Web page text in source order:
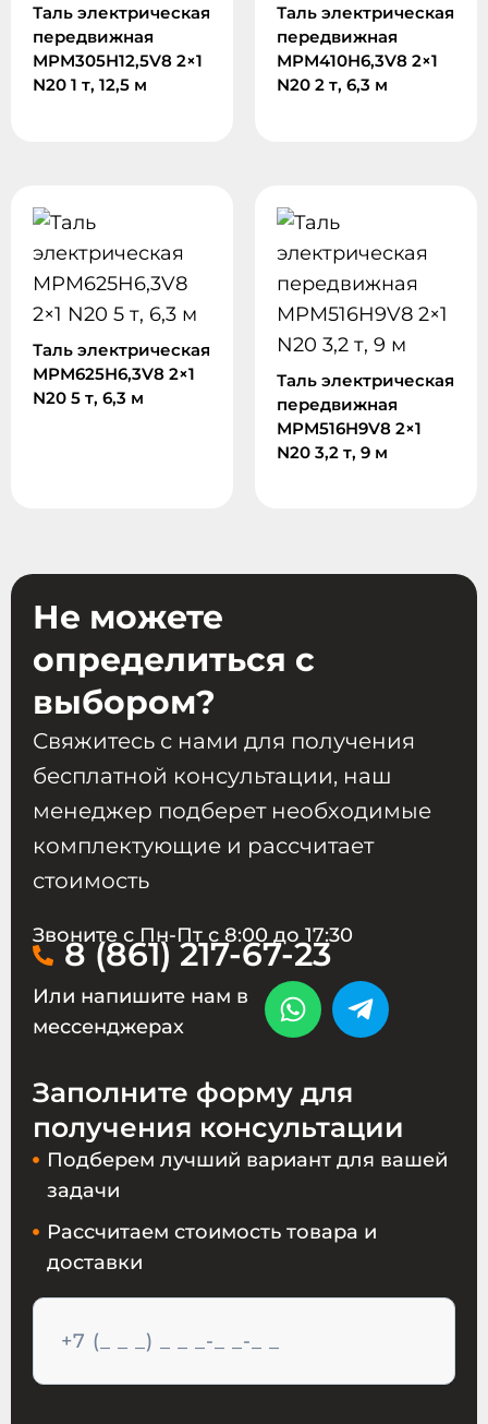
Таль электрическая
передвижная
MPM305H12,5V8 2×1
N20 1 т, 12,5 м
Таль электрическая
передвижная
MPM410H6,3V8 2×1
N20 2 т, 6,3 м
Таль электрическая
MPM625H6,3V8 2×1
N20 5 т, 6,3 м
Таль электрическая
передвижная
MPM516H9V8 2×1
N20 3,2 т, 9 м
Не можете
определиться с
выбором?
Свяжитесь с нами для получения
бесплатной консультации, наш
менеджер подберет необходимые
комплектующие и рассчитает
стоимость
Звоните с Пн-Пт с 8:00 до 17:30
8 (861) 217-67-23
Или напишите нам в
мессенджерах
Заполните форму для
получения консультации
Подберем лучший вариант для вашей
задачи
Рассчитаем стоимость товара и
доставки